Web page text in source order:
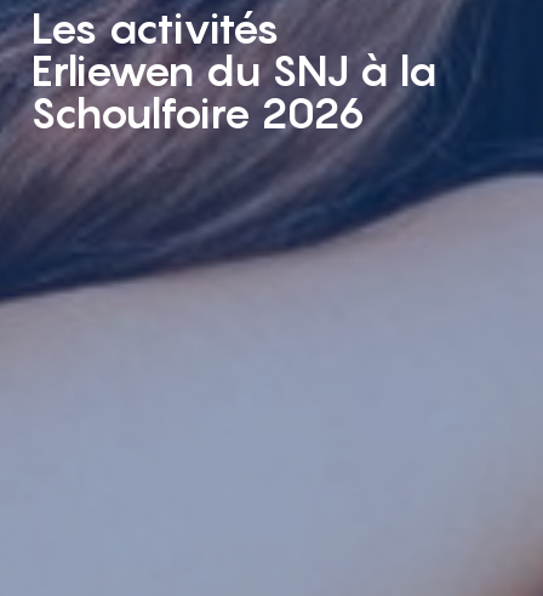
Les activités
Erliewen du SNJ à la
Schoulfoire 2026